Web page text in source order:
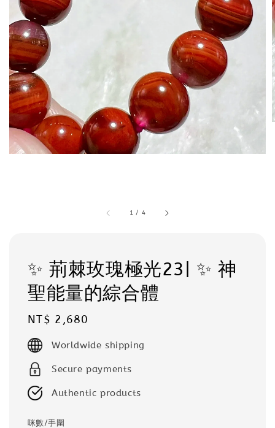
1 / 4
✨ 荊棘玫瑰極光23| ✨ 神
聖能量的綜合體
Regular
price
NT$ 2,680
Worldwide shipping
Secure payments
Authentic products
咪數/手圍